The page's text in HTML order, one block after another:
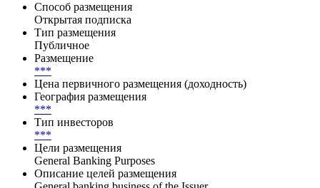
Способ размещения
Открытая подписка
Тип размещения
Публичное
Размещение
***
Цена первичного размещения (доходность)
География размещения
***
Тип инвесторов
***
Цели размещения
General Banking Purposes
Описание целей размещения